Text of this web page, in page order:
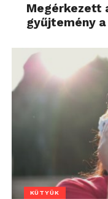
Megérkezett
gyűjtemény
KÜTYÜK